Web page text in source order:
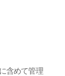
含めて管理